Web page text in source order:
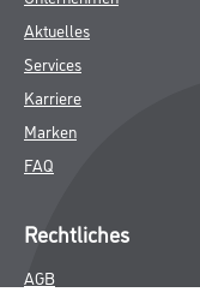
Aktuelles
Services
Karriere
Marken
FAQ
Rechtliches
AGB